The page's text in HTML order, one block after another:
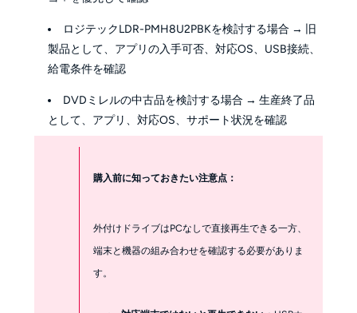
ロジテックLDR-PMH8U2PBKを検討する場合 → 旧
製品として、アプリの入手可否、対応OS、USB接続、
給電条件を確認
DVDミレルの中古品を検討する場合 → 生産終了品
として、アプリ、対応OS、サポート状況を確認
購入前に知っておきたい注意点：
外付けドライブはPCなしで直接再生できる一方、
端末と機器の組み合わせを確認する必要がありま
す。